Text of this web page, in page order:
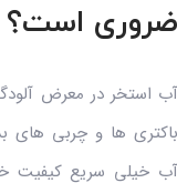
است؟
استخر در معرض
ها و چربی های
خیلی سریع کیفیت